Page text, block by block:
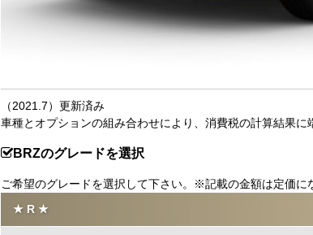
（2021.7）更新済み
車種とオプションの組み合わせにより、消費税の計算結果に
BRZのグレードを選択
ご希望のグレードを選択して下さい。※記載の金額は定価に
★ R ★